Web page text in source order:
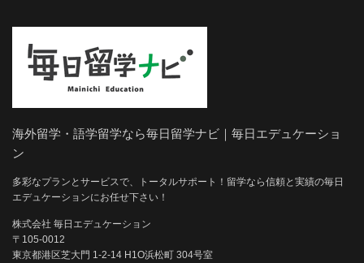
海外留学・語学留学なら毎日留学ナビ｜毎日エデュケーショ
ン
多彩なプランとサービスで、トータルサポート！留学なら信頼と実績の毎日
エデュケーションにお任せ下さい！
株式会社 毎日エデュケーション
〒105-0012
東京都港区芝大門 1-2-14 H1O浜松町 304号室